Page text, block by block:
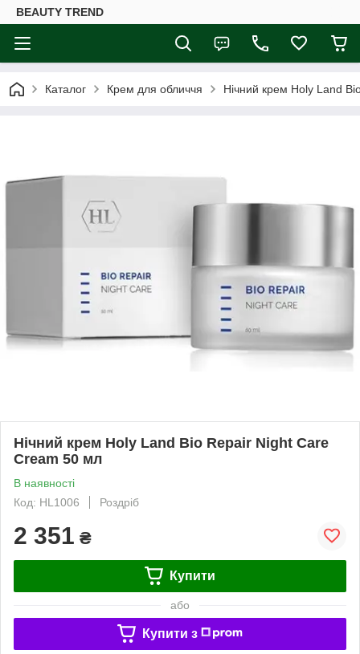
BEAUTY TREND
Каталог Крем для обличчя Нічний крем Holy Land
Нічний крем Holy Land Bio Repair Night Care
Cream 50 мл
В наявності
Код: HL1006
Роздріб
2 351 ₴
Купити
або
Купити з